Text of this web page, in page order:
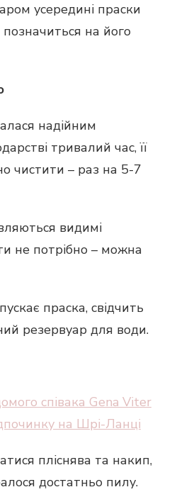
усередині праски
позначиться на його
надійним
тривалий час, її
чистити – раз на 5-7
видимі
не потрібно – можна
праска, свідчить
резервуар для води.
співака Gena Viter
на Шрі-Ланці
пліснява та накип,
достатньо пилу.